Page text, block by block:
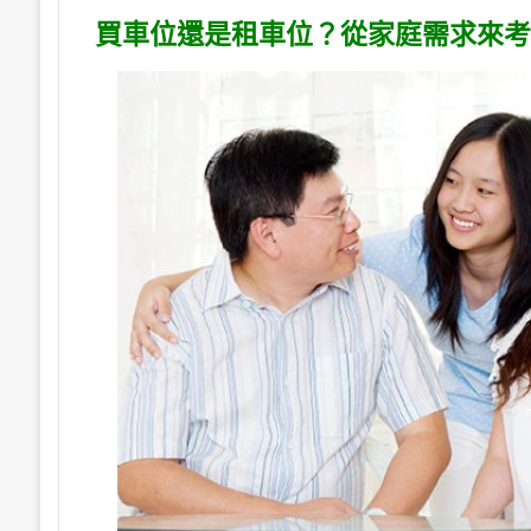
買車位還是租車位？從家庭需求來